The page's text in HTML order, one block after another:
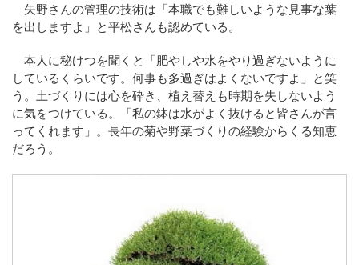
矢野さんの管理の技術は「本職でも難しいような見事な葉
を出しますよ」と平松さんも認めている。
本人に秘けつを聞くと「肥やしや水をやり過ぎないように
しているくらいです。何事も多過ぎはよくないですよ」と笑
う。土づくりには心を砕き、植え替えも時期を失しないよう
に気をつけている。「私の鉢は水がよく抜けると皆さんが言
ってくれます」。長年の菊や野菜づくりの経験からくる知恵
だろう。